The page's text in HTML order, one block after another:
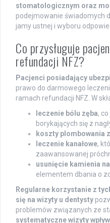
stomatologicznym oraz
podejmowanie świadomych
jamy ustnej i wyboru
Co przysługuje
refundacji NFZ?
Pacjenci posiadający
prawo do darmowego
ramach refundacji NFZ. W
leczenie bólu zęba,
borykających się z
koszty plombowania
leczenie kanałowe,
zaawansowanej
usunięcie kamienia
elementem dbania o
Regularne korzystanie z
się na wizyty u dentysty
problemów związanych ze
systematyczne wizyty